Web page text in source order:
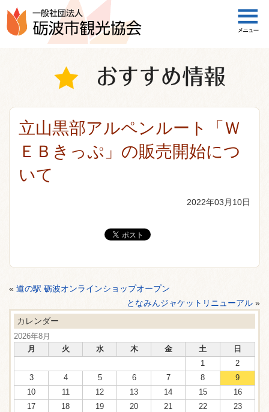
一般社団法人 砺波市観光協会
立山黒部アルペンルート「Ｗ
ＥＢきっぷ」の販売開始につ
いて
2022年03月10日
« 道の駅 砺波オンラインショップオープン
となみんジャケットリニューアル »
カレンダー
2026年8月
月
火 水 木 金 土
日
1
2
3
4 5 6 7 8
9
10
11 12 13 14 15
16
17
18 19 20 21 22
23